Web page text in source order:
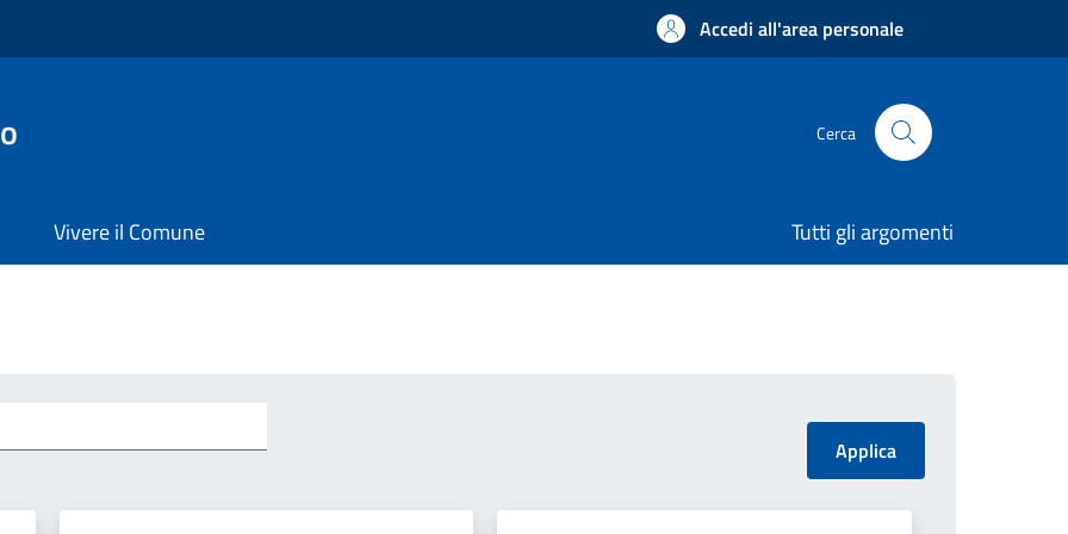
Accedi all'area personale
Cerca
Vivere il Comune Tutti gli argomenti